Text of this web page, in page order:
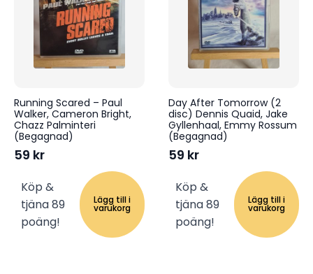
Running Scared – Paul
Walker, Cameron Bright,
Chazz Palminteri
(Begagnad)
59 kr
Köp &
tjäna 89
poäng!
Lägg till i
varukorg
Day After Tomorrow (2
disc) Dennis Quaid, Jake
Gyllenhaal, Emmy Rossum
(Begagnad)
59 kr
Köp &
tjäna 89
poäng!
Lägg till i
varukorg